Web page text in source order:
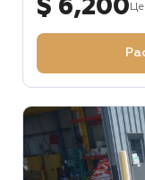
$ 6,200